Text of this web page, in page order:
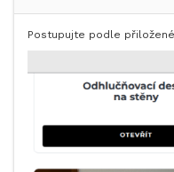
Postupujte podle